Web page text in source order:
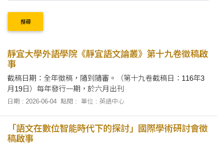
搜尋
靜宜大學外語學院《靜宜語文論叢》第十九卷徵稿啟
事
截稿日期：全年徵稿，隨到隨審。（第十九卷截稿日：116年3
月19日）每年發行一期，於六月出刊
日期 : 2026-06-04 點閱 : 單位 : 英語中心
「語文在數位智能時代下的探討」國際學術研討會徵
稿啟事